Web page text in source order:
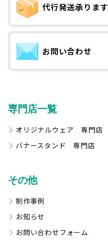
代行発送承ります
お問い合わせ
専門店一覧
オリジナルウェア 専門店
バナースタンド 専門店
その他
制作事例
お知らせ
お問い合わせフォーム